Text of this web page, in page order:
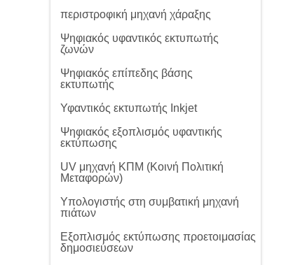
περιστροφική μηχανή χάραξης
Ψηφιακός υφαντικός εκτυπωτής
ζωνών
Ψηφιακός επίπεδης βάσης
εκτυπωτής
Υφαντικός εκτυπωτής Inkjet
Ψηφιακός εξοπλισμός υφαντικής
εκτύπωσης
UV μηχανή ΚΠΜ (Κοινή Πολιτική
Μεταφορών)
Υπολογιστής στη συμβατική μηχανή
πιάτων
Εξοπλισμός εκτύπωσης προετοιμασίας
δημοσιεύσεων